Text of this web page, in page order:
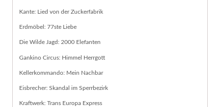
Kante: Lied von der Zuckerfabrik
Erdmöbel: 77ste Liebe
Die Wilde Jagd: 2000 Elefanten
Gankino Circus: Himmel Herrgott
Kellerkommando: Mein Nachbar
Eisbrecher: Skandal im Sperrbezirk
Kraftwerk: Trans Europa Express